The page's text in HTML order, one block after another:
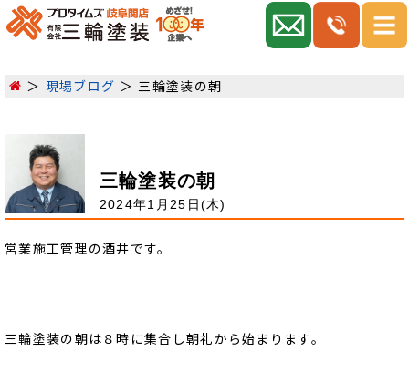
現場ブログ 三輪塗装の朝
三輪塗装の朝
2024年1月25日(木)
営業施工管理の酒井です。
三輪塗装の朝は８時に集合し朝礼から始まります。